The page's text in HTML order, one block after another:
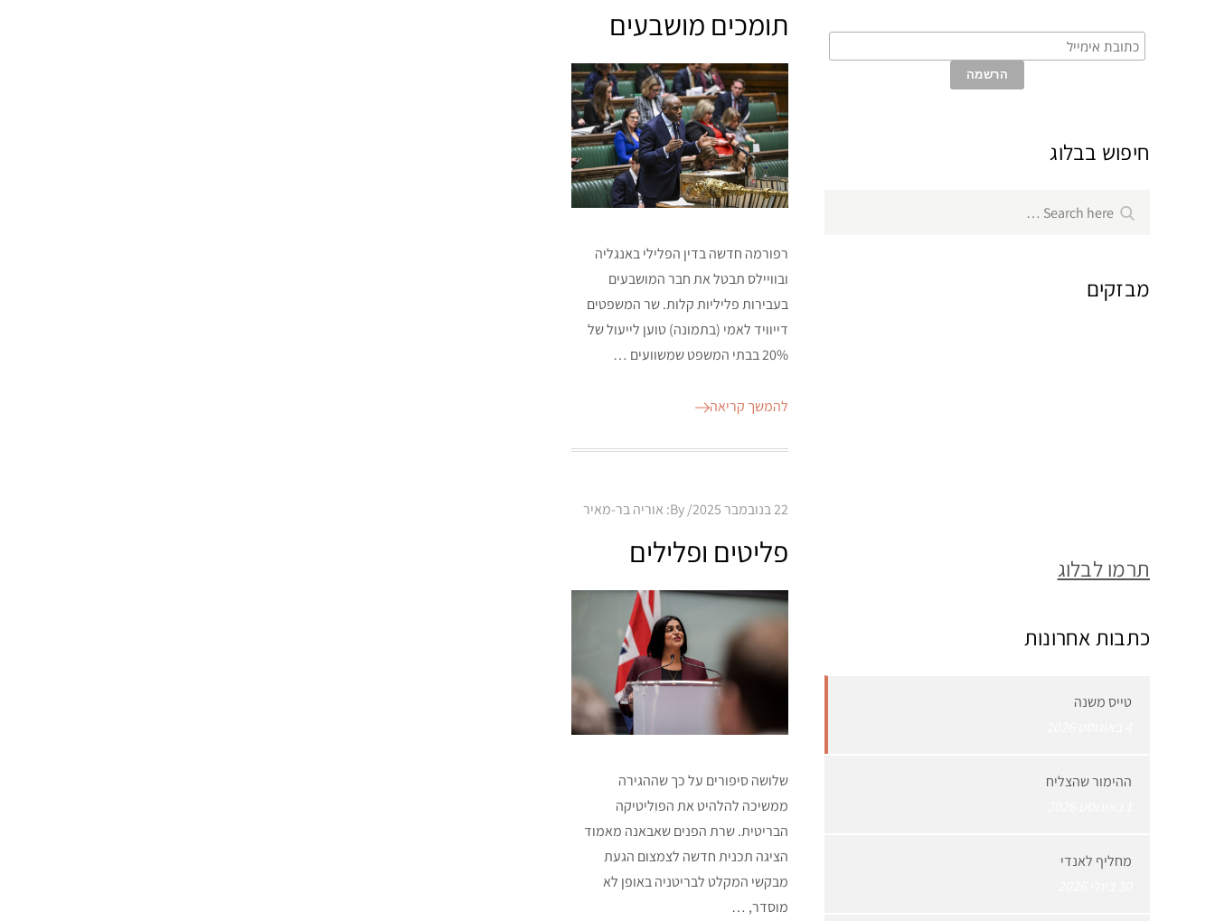
תומכים מושבעים
רפורמה חדשה בדין הפלילי באנגליה
ובוויילס תבטל את חבר המושבעים
בעבירות פליליות קלות. שר המשפטים
דייוויד לאמי (בתמונה) טוען לייעול של
20% בבתי המשפט שמשוועים …
להמשך קריאה
Posted
22 בנובמבר 2025 By: אוריה בר-מאיר
פליטים ופלילים
שלושה סיפורים על כך שההגירה
ממשיכה להלהיט את הפוליטיקה
הבריטית. שרת הפנים שאבאנה מאמוד
הציגה תכנית חדשה לצמצום הגעת
מבקשי המקלט לבריטניה באופן לא
מוסדר, …
חיפוש בבלוג
for:
Search
מבזקים
תרמו לבלוג
כתבות אחרונות
טייס משנה
ההימור שהצליח
מחליף לאנדי